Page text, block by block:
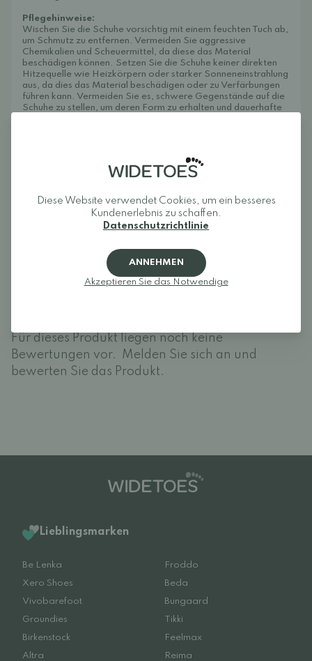
Pflegehinweise:
Wischen Sie die Schuhe vorsichtig mit einem feuchten Tuch ab,
um Schmutz zu entfernen. Vermeiden Sie aggressive
Chemikalien und Scheuermittel, da diese das Material
beschädigen können. Setzen Sie die Schuhe keiner direkten
Hitzequelle wie Heizkörpern oder starker Sonneneinstrahlung
aus, da dies das Material beschädigen oder zu Verfärbungen
führen kann. Vermeiden Sie es, schwere Gegenstände auf die
Schuhe zu stellen, um deren Form zu erhalten und dauerhafte
Rezensionen
Melden Sie sich an und bewerten Sie das Produkt.
Für dieses Produkt liegen noch keine
Bewertungen vor.
Melden Sie sich an und
bewerten Sie das Produkt.
Lieblingsmarken
Be Lenka
Froddo
Xero Shoes
Beda
Vivobarefoot
Bungaard
Groundies
Tikki
Birkenstock
Feelmax
Altra
Reima
Diese Website verwendet Cookies, um ein besseres
Kundenerlebnis zu schaffen.
Datenschutzrichtlinie
ANNEHMEN
Akzeptieren Sie das Notwendige